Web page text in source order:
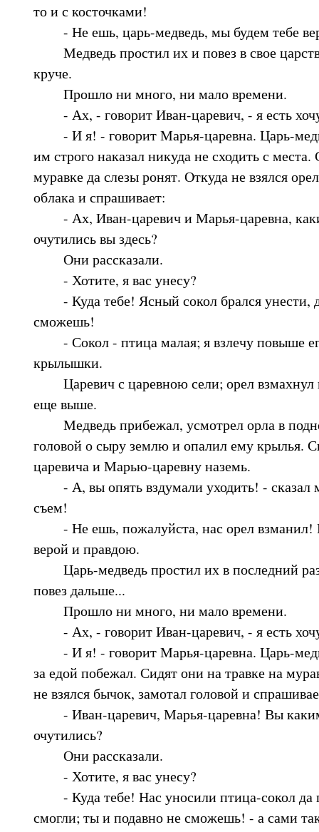
то и с косточками!
- Не ешь, царь-медведь, мы будем тебе
Медведь простил их и повез в свое
круче.
Прошло ни много, ни мало времени.
- Ах, - говорит Иван-царевич, - я есть
- И я! - говорит Марья-царевна. Царь-
им строго наказал никуда не сходить с
муравке да слезы ронят. Откуда не взялся
облака и спрашивает:
- Ах, Иван-царевич и Марья-царевна,
очутились вы здесь?
Они рассказали.
- Хотите, я вас унесу?
- Куда тебе! Ясный сокол брался унести,
сможешь!
- Сокол - птица малая; я взлечу повыше
крылышки.
Царевич с царевною сели; орел взмахнул
еще выше.
Медведь прибежал, усмотрел орла в
головой о сыру землю и опалил ему крылья.
царевича и Марью-царевну наземь.
- А, вы опять вздумали уходить! - сказал
съем!
- Не ешь, пожалуйста, нас орел взманил!
верой и правдою.
Царь-медведь простил их в последний
повез дальше...
Прошло ни много, ни мало времени.
- Ах, - говорит Иван-царевич, - я есть
- И я! - говорит Марья-царевна. Царь-
за едой побежал. Сидят они на травке на
не взялся бычок, замотал головой и
- Иван-царевич, Марья-царевна! Вы
очутились?
Они рассказали.
- Хотите, я вас унесу?
- Куда тебе! Нас уносили птица-сокол да
смогли; ты и подавно не сможешь! - а сами